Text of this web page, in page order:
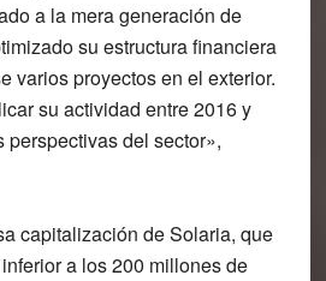
a la mera generación de
su estructura financiera
varios proyectos en el exterior.
su actividad entre 2016 y
perspectivas del sector»,
capitalización de Solaria, que
a los 200 millones de